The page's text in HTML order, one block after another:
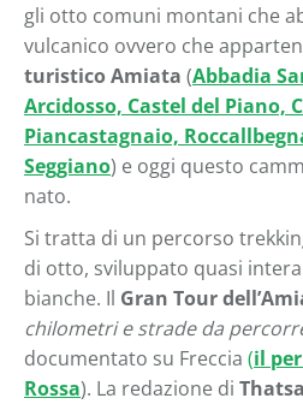
gli otto comuni montani che
vulcanico ovvero che
turistico Amiata (Abbadia
Arcidosso, Castel del Piano,
Piancastagnaio,
Seggiano) e oggi questo
nato.
Si tratta di un percorso
di otto, sviluppato quasi
bianche. Il Gran Tour
chilometri e strade da
documentato su Freccia (il
Rossa). La redazione di